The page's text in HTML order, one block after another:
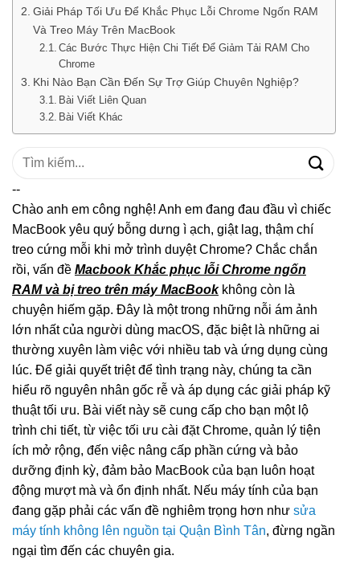
Giải Pháp Tối Ưu Để Khắc Phục Lỗi Chrome Ngốn RAM
Và Treo Máy Trên MacBook
Các Bước Thực Hiện Chi Tiết Để Giảm Tải RAM Cho
Chrome
Khi Nào Bạn Cần Đến Sự Trợ Giúp Chuyên Nghiệp?
Bài Viết Liên Quan
Bài Viết Khác
Tìm
--
Chào anh em công nghệ! Anh em đang đau đầu vì chiếc
MacBook yêu quý bỗng dưng ì ạch, giật lag, thậm chí
treo cứng mỗi khi mở trình duyệt Chrome? Chắc chắn
rồi, vấn đề Macbook Khắc phục lỗi Chrome ngốn
RAM và bị treo trên máy MacBookkhông còn là
chuyện hiếm gặp. Đây là một trong những nỗi ám ảnh
lớn nhất của người dùng macOS, đặc biệt là những ai
thường xuyên làm việc với nhiều tab và ứng dụng cùng
lúc. Để giải quyết triệt để tình trạng này, chúng ta cần
hiểu rõ nguyên nhân gốc rễ và áp dụng các giải pháp kỹ
thuật tối ưu. Bài viết này sẽ cung cấp cho bạn một lộ
trình chi tiết, từ việc tối ưu cài đặt Chrome, quản lý tiện
ích mở rộng, đến việc nâng cấp phần cứng và bảo
dưỡng định kỳ, đảm bảo MacBook của bạn luôn hoạt
động mượt mà và ổn định nhất. Nếu máy tính của bạn
đang gặp phải các vấn đề nghiêm trọng hơn như sửa
máy tính không lên nguồn tại Quận Bình Tân, đừng ngần
ngại tìm đến các chuyên gia.